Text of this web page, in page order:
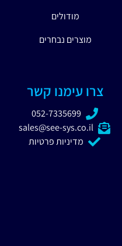
מודולים
מוצרים נבחרים
צרו עימנו קשר
052-7335699
sales@see-sys.co.il
מדיניות פרטיות